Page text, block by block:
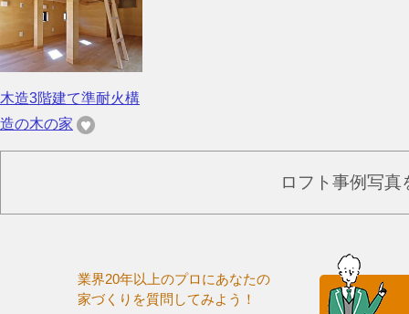
木造3階建て準耐火構
造の木の家
ロフト事例写真
業界20年以上のプロにあなたの
家づくりを質問してみよう！